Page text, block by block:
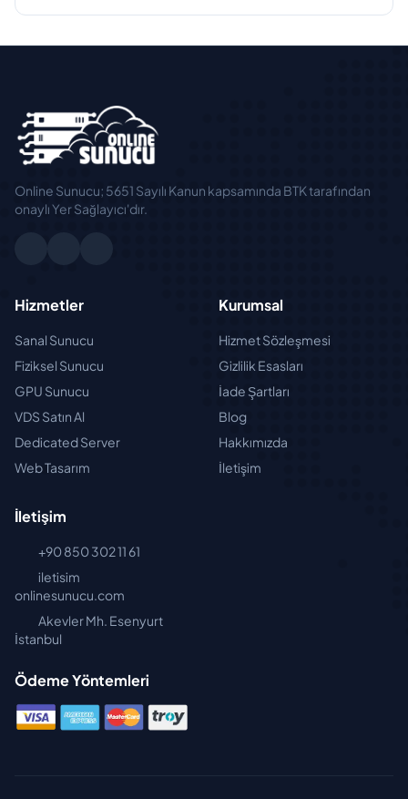
Online Sunucu; 5651 Sayılı Kanun kapsamında BTK tarafından
onaylı Yer Sağlayıcı'dır.
Hizmetler
Sanal Sunucu
Fiziksel Sunucu
GPU Sunucu
VDS Satın Al
Dedicated Server
Web Tasarım
Kurumsal
Hizmet Sözleşmesi
Gizlilik Esasları
İade Şartları
Blog
Hakkımızda
İletişim
İletişim
+90 850 302 11 61
iletisim
onlinesunucu.com
Akevler Mh. Esenyurt
İstanbul
Ödeme Yöntemleri